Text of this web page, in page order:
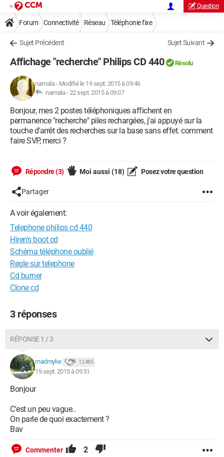
Question
Forum Connectivité Réseau Téléphonie fixe
Sujet Précédent Sujet Suivant
Affichage "recherche" Philips CD 440 Résolu
namala- Modifié le 19 sept. 2015 à 09:46
namala -22 sept. 2015 à 09:07
Bonjour, mes 2 postes téléphoniques affichent en
permanence "recherche" piles rechargées, j'ai appuyé sur la
touche d'arrêt des recherches sur la base sans effet. comment
faire SVP, merci ?
Répondre (3) Moi aussi (18) Posez votre question
Partager
A voir également:
Telephone philips cd 440
Hiren's boot cd
Schéma téléphone oublié
Regle sur telephone
Cd burner
Clone cd
3 réponses
RÉPONSE 1 / 3
madmyke 12 485
19 sept. 2015 à 09:51
Bonjour
C'est un peu vague..
On parle de quoi exactement ?
Bav
Commenter 2